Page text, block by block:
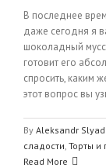
В последнее
даже сегодня я
шоколадный мусс
готовит его
спросить, каким
этот вопрос вы
By Aleksandr
сладости, Торты и
Read More